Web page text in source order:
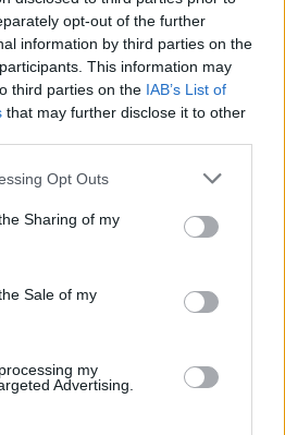
opt-out of the further
information by third parties on the
This information may
third parties on the IAB’s List of
that may further disclose it to other
app uses one or more Google
usage behaviour. You may click to
and its third-party tags to
purposes in below Google
Opt Outs
Sharing of my
Sale of my
my
Advertising.
animalier in un must-have